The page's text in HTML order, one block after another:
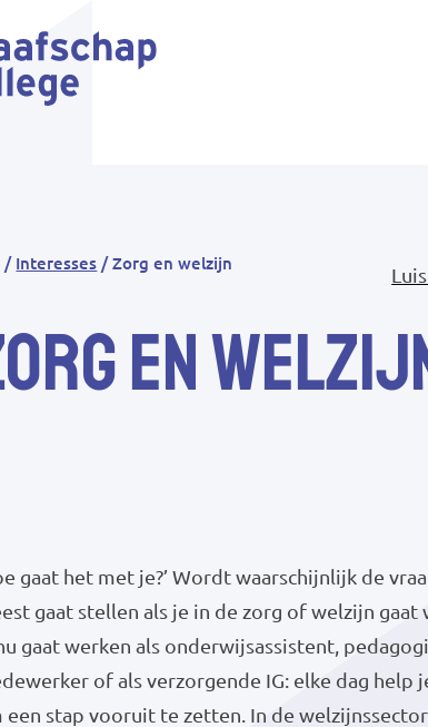
Interesses Zorg en welzijn
en
gaat het met je?’ Wordt waarschijnlijk de
gaat stellen als je in de zorg of welzijn gaat
gaat werken als onderwijsassistent,
of als verzorgende IG: elke dag help
een stap vooruit te zetten. In de